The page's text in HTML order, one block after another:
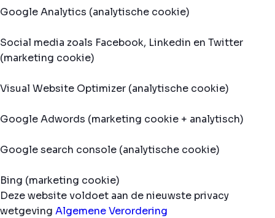
Google Analytics (analytische cookie)
Social media zoals Facebook, Linkedin en Twitter
(marketing cookie)
Visual Website Optimizer (analytische cookie)
Google Adwords (marketing cookie + analytisch)
Google search console (analytische cookie)
Bing (marketing cookie)
Deze website voldoet aan de nieuwste privacy
wetgeving Algemene Verordering